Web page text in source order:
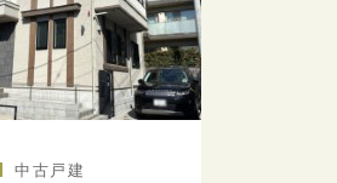
中古戸建